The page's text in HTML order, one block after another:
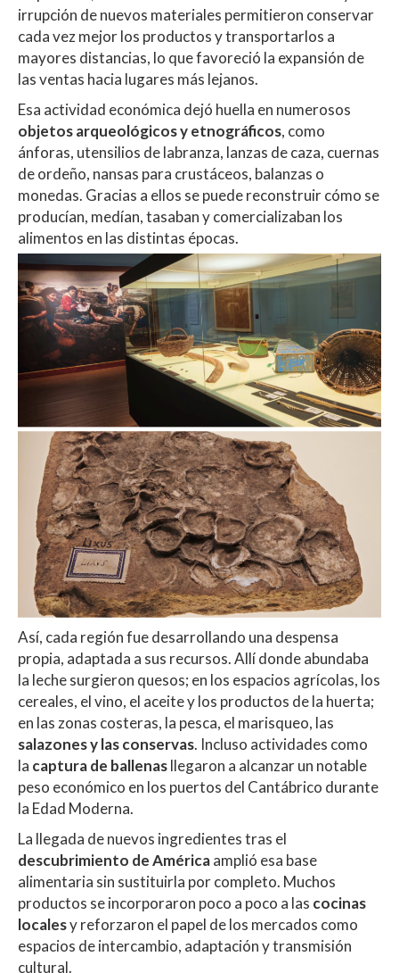
irrupción de nuevos materiales permitieron conservar
cada vez mejor los productos y transportarlos a
mayores distancias, lo que favoreció la expansión de
las ventas hacia lugares más lejanos.
Esa actividad económica dejó huella en numerosos
objetos arqueológicos y etnográficos, como
ánforas, utensilios de labranza, lanzas de caza, cuernas
de ordeño, nansas para crustáceos, balanzas o
monedas. Gracias a ellos se puede reconstruir cómo se
producían, medían, tasaban y comercializaban los
alimentos en las distintas épocas.
Así, cada región fue desarrollando una despensa
propia, adaptada a sus recursos. Allí donde abundaba
la leche surgieron quesos; en los espacios agrícolas, los
cereales, el vino, el aceite y los productos de la huerta;
en las zonas costeras, la pesca, el marisqueo, las
salazones y las conservas. Incluso actividades como
la captura de ballenasllegaron a alcanzar un notable
peso económico en los puertos del Cantábrico durante
la Edad Moderna.
La llegada de nuevos ingredientes tras el
descubrimiento de Américaamplió esa base
alimentaria sin sustituirla por completo. Muchos
productos se incorporaron poco a poco a las cocinas
localesy reforzaron el papel de los mercados como
espacios de intercambio, adaptación y transmisión
cultural.